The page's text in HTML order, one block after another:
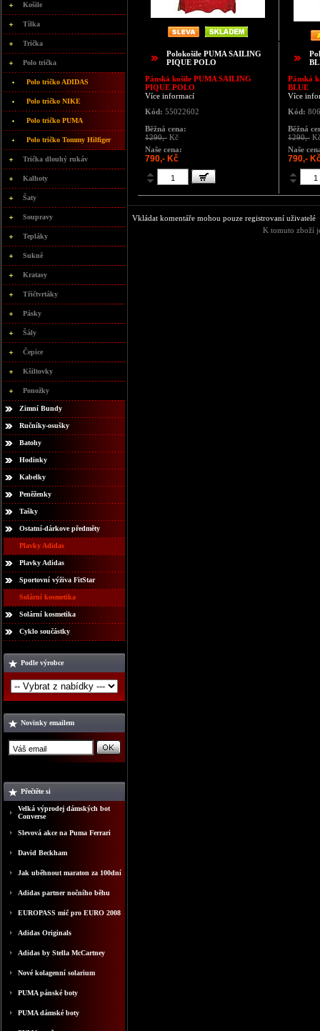
Košile
Tílka
Trička
Polo trička
Polo tričko ADIDAS
Polo tričko NIKE
Polo tričko PUMA
Polo tričko Tommy Hilfiger
Trička dlouhý rukáv
Kalhoty
Šaty
Soupravy
Tepláky
Sukně
Kratasy
Třičtvrtáky
Pásky
Šály
Čepice
Kšiltovky
Ponožky
Zimní Bundy
Ručníky-osušky
Batohy
Hodinky
Kabelky
Peněženky
Tašky
Ostatní-dárkove předměty
Plavky Adidas
Plavky Adidas
Sportovní výživa FitStar
Solární kosmetika
Solární kosmetika
Cyklo součástky
Podle výrobce
Novinky emailem
Přečtěte si
Velká výprodej dámských bot
Converse
Slevová akce na Puma Ferrari
David Beckham
Jak uběhnout maraton za 100dní
Adidas partner nočního běhu
EUROPASS mič pro EURO 2008
Adidas Originals
Adidas by Stella McCartney
Nové kolagenní solarium
PUMA pánské boty
PUMA dámské boty
Polokošile PUMA SAILING
PIQUE POLO
Pánská košile PUMA SAILING
PIQUE POLO
Více informací
Kód: 55022602
Běžná cena:
1290,- Kč
Naše cena:
790,- Kč
Pánská
BLUE
Více
Kód:
Běžná
1290,-
Naše
790,-
Vkládat komentáře mohou pouze registrovaní uživatelé
K tomuto zboží